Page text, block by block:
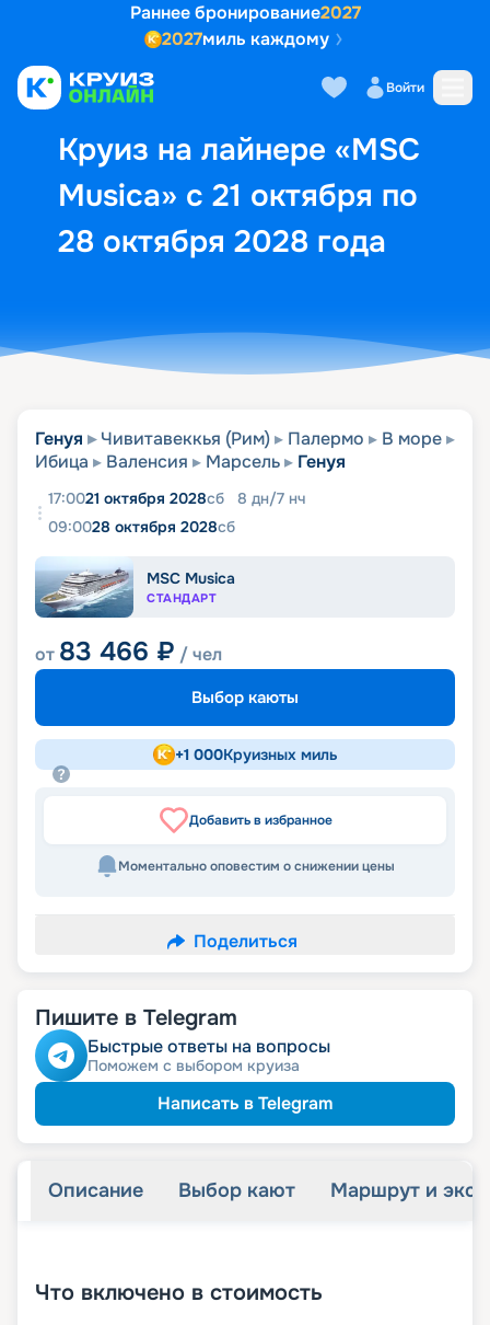
Раннее бронирование2027
2027миль каждому
Войти
Круиз на лайнере «MSC
Musica» с 21 октября по
28 октября 2028 года
Выбор кают Маршрут и
Генуя Чивитавеккья (Рим) Палермо
В море
Ибица
Валенсия Марсель Генуя
17:0021 октября 2028сб 8 дн/7 нч
09:0028 октября 2028сб
MSC Musica
СТАНДАРТ
от 83 466 ₽ / чел
Выбор каюты
+1 000Круизных миль
Добавить в избранное
Моментально оповестим о снижении цены
Поделиться
Пишите в Telegram
Быстрые ответы на вопросы
Поможем с выбором круиза
Написать в Telegram
Описание Выбор кают Маршрут и
Что включено в стоимость